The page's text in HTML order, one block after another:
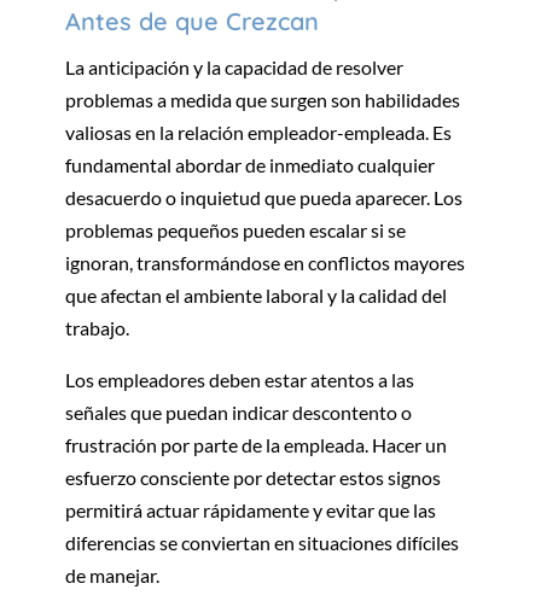
Antes de que Crezcan
La anticipación y la capacidad de resolver
problemas a medida que surgen son habilidades
valiosas en la relación empleador-empleada. Es
fundamental abordar de inmediato cualquier
desacuerdo o inquietud que pueda aparecer. Los
problemas pequeños pueden escalar si se
ignoran, transformándose en conflictos mayores
que afectan el ambiente laboral y la calidad del
trabajo.
Los empleadores deben estar atentos a las
señales que puedan indicar descontento o
frustración por parte de la empleada. Hacer un
esfuerzo consciente por detectar estos signos
permitirá actuar rápidamente y evitar que las
diferencias se conviertan en situaciones difíciles
de manejar.